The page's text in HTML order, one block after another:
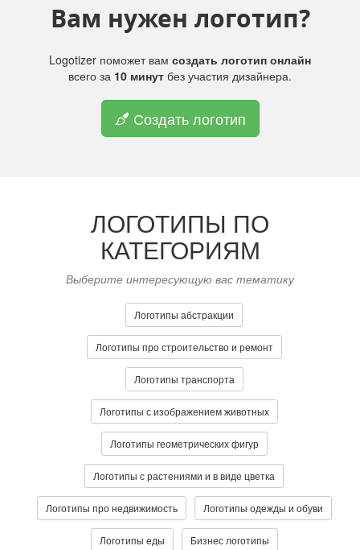
Вам нужен логотип?
Logotizer поможет вам создать логотип онлайн
всего за 10 минут без участия дизайнера.
Создать логотип
ЛОГОТИПЫ ПО
КАТЕГОРИЯМ
Выберите интересующую вас тематику
Логотипы абстракции
Логотипы про строительство и ремонт
Логотипы транспорта
Логотипы с изображением животных
Логотипы геометрических фигур
Логотипы с растениями и в виде цветка
Логотипы про недвижимость Логотипы одежды и обуви
Логотипы еды Бизнес логотипы